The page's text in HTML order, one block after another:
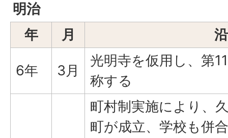
明治
年
月
6年 3月
光明寺を仮用し、第
称する
町村制実施により、
町が成立、学校も併